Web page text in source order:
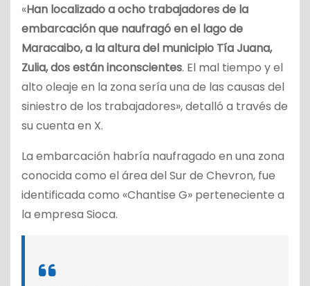
«Han localizado a ocho trabajadores de la
embarcación que naufragó en el lago de
Maracaibo, a la altura del municipio Tía Juana,
Zulia, dos están inconscientes. El mal tiempo y el
alto oleaje en la zona sería una de las causas del
siniestro de los trabajadores», detalló a través de
su cuenta en X.
La embarcación habría naufragado en una zona
conocida como el área del Sur de Chevron, fue
identificada como «Chantise G» perteneciente a
la empresa Sioca.